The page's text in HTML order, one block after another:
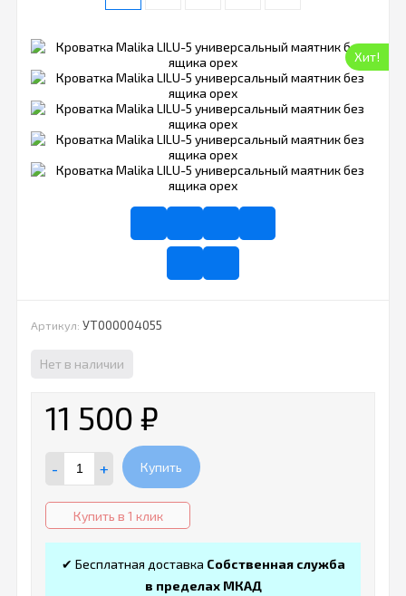
Хит!
Артикул: УТ000004055
Нет в наличии
11 500 ₽
- + Купить
Купить в 1 клик
✔ Бесплатная доставка Собственная служба
в пределах МКАД